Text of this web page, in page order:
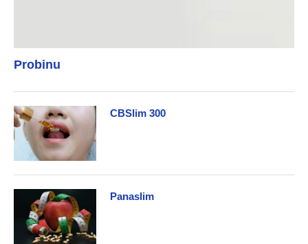
Probinu
CBSlim 300
Panaslim